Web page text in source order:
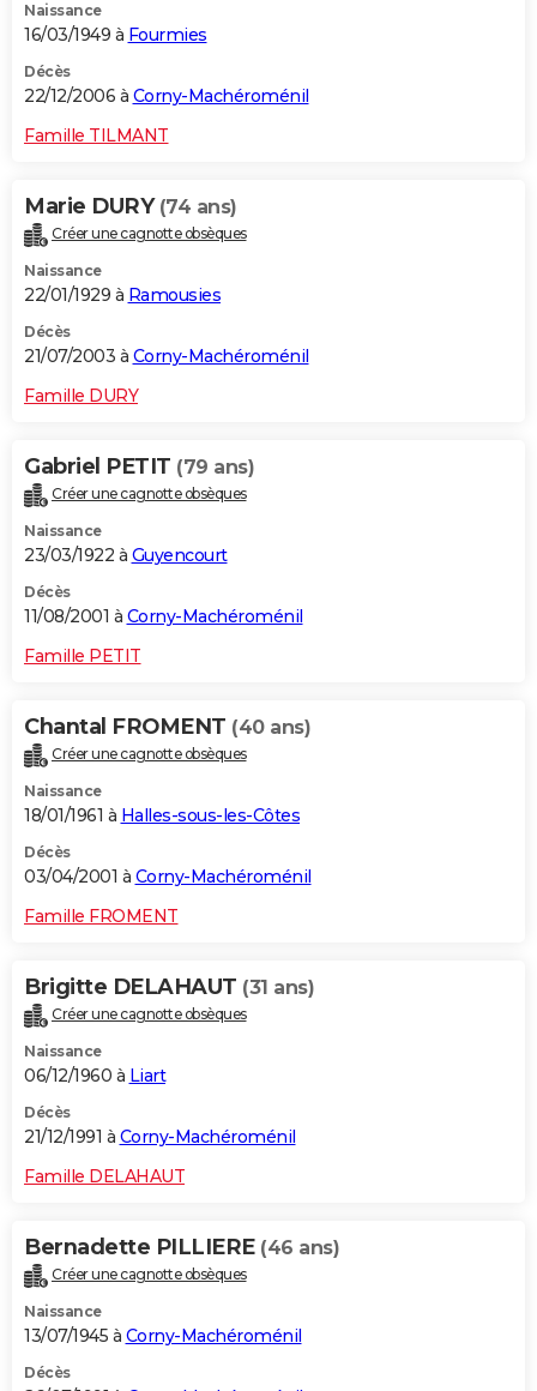
Naissance
16/03/1949 à Fourmies
Décès
22/12/2006 à Corny-Machéroménil
Famille TILMANT
Marie DURY (74 ans)
Créer une cagnotte obsèques
Naissance
22/01/1929 à Ramousies
Décès
21/07/2003 à Corny-Machéroménil
Famille DURY
Gabriel PETIT (79 ans)
Créer une cagnotte obsèques
Naissance
23/03/1922 à Guyencourt
Décès
11/08/2001 à Corny-Machéroménil
Famille PETIT
Chantal FROMENT (40 ans)
Créer une cagnotte obsèques
Naissance
18/01/1961 à Halles-sous-les-Côtes
Décès
03/04/2001 à Corny-Machéroménil
Famille FROMENT
Brigitte DELAHAUT (31 ans)
Créer une cagnotte obsèques
Naissance
06/12/1960 à Liart
Décès
21/12/1991 à Corny-Machéroménil
Famille DELAHAUT
Bernadette PILLIERE (46 ans)
Créer une cagnotte obsèques
Naissance
13/07/1945 à Corny-Machéroménil
Décès